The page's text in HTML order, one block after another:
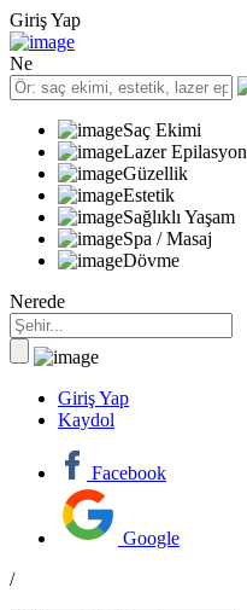
Giriş Yap
Ne
Saç Ekimi
Lazer Epilasyon
Güzellik
Estetik
Sağlıklı Yaşam
Spa / Masaj
Dövme
Nerede
Giriş Yap
Kaydol
Facebook
Google
/